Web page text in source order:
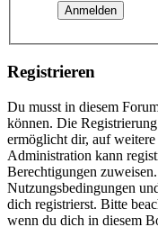
Registrieren
Du musst in diesem
können. Die
ermöglicht dir, auf
Administration kann
Berechtigungen
Nutzungsbedingungen
dich registrierst. Bitte
wenn du dich in diesem